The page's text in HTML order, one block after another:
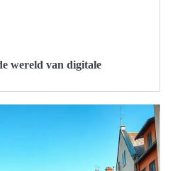
wereld van digitale